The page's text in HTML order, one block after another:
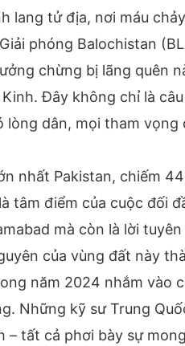
lang tử địa, nơi máu
phóng Balochistan
chừng bị lãng quên
Kinh. Đây không chỉ là
lòng dân, mọi tham vọng
nhất Pakistan, chiếm
tâm điểm của cuộc đối
mà còn là lời
của vùng đất này
năm 2024 nhắm vào
Những kỹ sư Trung
– tất cả phơi bày sự